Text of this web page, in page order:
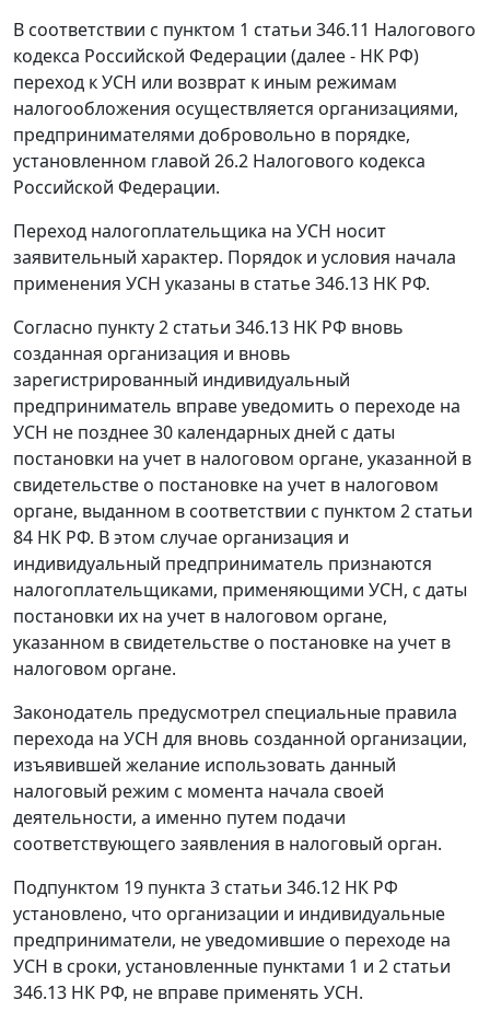
В соответствии с пунктом 1 статьи 346.11 Налогового
кодекса Российской Федерации (далее - НК РФ)
переход к УСН или возврат к иным режимам
налогообложения осуществляется организациями,
предпринимателями добровольно в порядке,
установленном главой 26.2 Налогового кодекса
Российской Федерации.
Переход налогоплательщика на УСН носит
заявительный характер. Порядок и условия начала
применения УСН указаны в статье 346.13 НК РФ.
Согласно пункту 2 статьи 346.13 НК РФ вновь
созданная организация и вновь
зарегистрированный индивидуальный
предприниматель вправе уведомить о переходе на
УСН не позднее 30 календарных дней с даты
постановки на учет в налоговом органе, указанной в
свидетельстве о постановке на учет в налоговом
органе, выданном в соответствии с пунктом 2 статьи
84 НК РФ. В этом случае организация и
индивидуальный предприниматель признаются
налогоплательщиками, применяющими УСН, с даты
постановки их на учет в налоговом органе,
указанном в свидетельстве о постановке на учет в
налоговом органе.
Законодатель предусмотрел специальные правила
перехода на УСН для вновь созданной организации,
изъявившей желание использовать данный
налоговый режим с момента начала своей
деятельности, а именно путем подачи
соответствующего заявления в налоговый орган.
Подпунктом 19 пункта 3 статьи 346.12 НК РФ
установлено, что организации и индивидуальные
предприниматели, не уведомившие о переходе на
УСН в сроки, установленные пунктами 1 и 2 статьи
346.13 НК РФ, не вправе применять УСН.